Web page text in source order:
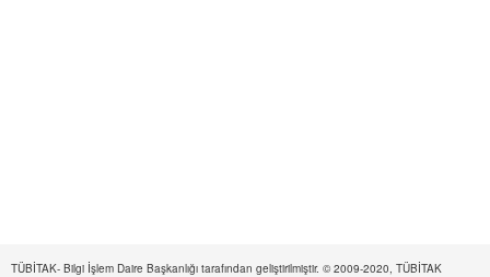
TÜBİTAK- Bilgi İşlem Daire Başkanlığı tarafından geliştirilmiştir. © 2009-2020, TÜBİTAK